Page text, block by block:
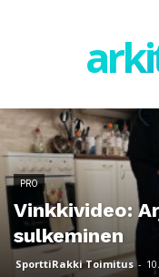
PRO
Vinkkivideo:
sulkeminen
SporttiRakki Toimitus -